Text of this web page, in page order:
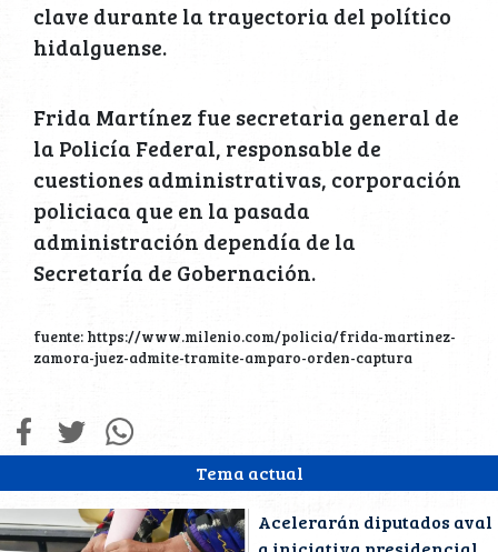
Tema actual
Acelerarán diputados aval
clave durante la trayectoria del político
hidalguense.
Frida Martínez fue secretaria general de
la Policía Federal, responsable de
cuestiones administrativas, corporación
policiaca que en la pasada
administración dependía de la
Secretaría de Gobernación.
fuente: https://www.milenio.com/policia/frida-martinez-
zamora-juez-admite-tramite-amparo-orden-captura